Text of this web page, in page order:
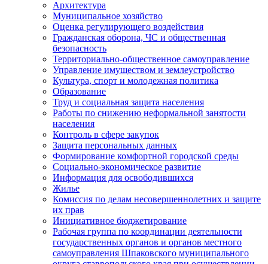
Архитектура
Муниципальное хозяйство
Оценка регулирующего воздействия
Гражданская оборона, ЧС и общественная
безопасность
Территориально-общественное самоуправление
Управление имуществом и землеустройство
Культура, спорт и молодежная политика
Образование
Труд и социальная защита населения
Работы по снижению неформальной занятости
населения
Контроль в сфере закупок
Защита персональных данных
Формирование комфортной городской среды
Социально-экономическое развитие
Информация для освободившихся
Жилье
Комиссия по делам несовершеннолетних и защите
их прав
Инициативное бюджетирование
Рабочая группа по координации деятельности
государственных органов и органов местного
самоуправления Шпаковского муниципального